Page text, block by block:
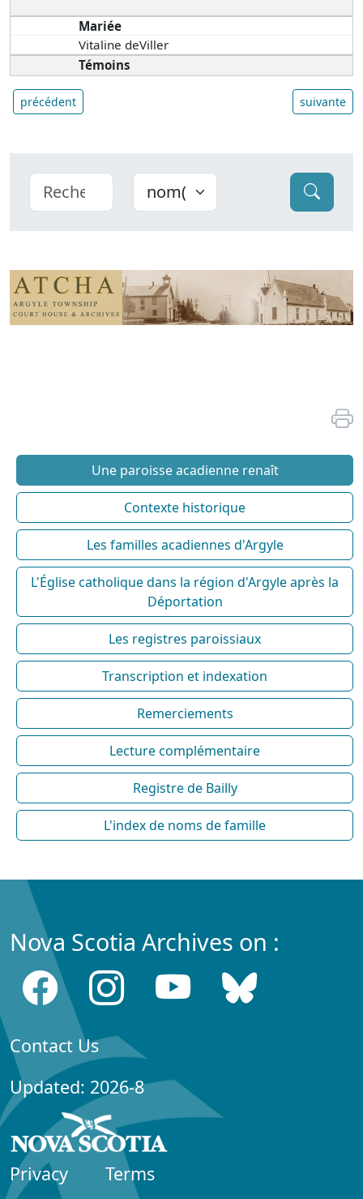
Mariée
Vitaline deViller
Témoins
précédent suivante
Une paroisse acadienne renaît
Contexte historique
Les familles acadiennes d'Argyle
L'Église catholique dans la région d'Argyle après la
Déportation
Les registres paroissiaux
Transcription et indexation
Remerciements
Lecture complémentaire
Registre de Bailly
L'index de noms de famille
Nova Scotia Archives on :
Contact Us
Updated: 2026-8
Privacy
Terms